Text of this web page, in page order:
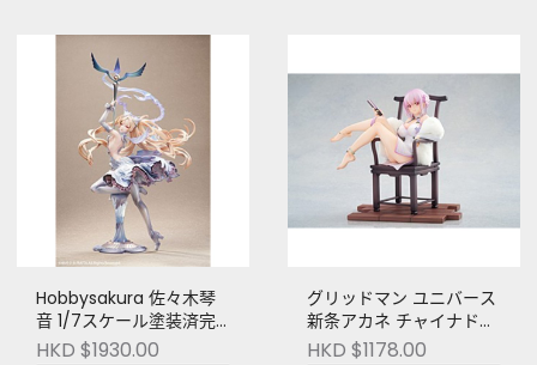
Hobbysakura 佐々木琴
音 1/7スケール塗装済完
成品フィギュア
HKD $1930.00
グリッドマン ユニバース
新条アカネ チャイナドレ
スVer.
HKD $1178.00